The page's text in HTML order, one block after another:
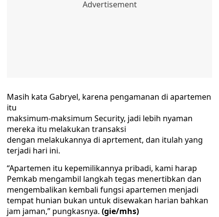
Masih kata Gabryel, karena pengamanan di apartemen
itu
maksimum-maksimum Security, jadi lebih nyaman
mereka itu melakukan transaksi
dengan melakukannya di aprtement, dan itulah yang
terjadi hari ini.
“Apartemen itu kepemilikannya pribadi, kami harap
Pemkab mengambil langkah tegas menertibkan dan
mengembalikan kembali fungsi apartemen menjadi
tempat hunian bukan untuk disewakan harian bahkan
jam jaman,” pungkasnya. (gie/mhs)